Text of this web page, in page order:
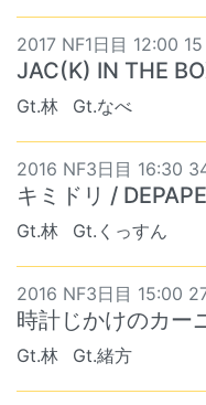
2017 NF1日目 12:00 15
JAC(K) IN THE
Gt.林 Gt.なべ
2016 NF3日目 16:30
キミドリ /
Gt.林 Gt.くっすん
2016 NF3日目 15:00
時計じかけのカー
Gt.林 Gt.緒方